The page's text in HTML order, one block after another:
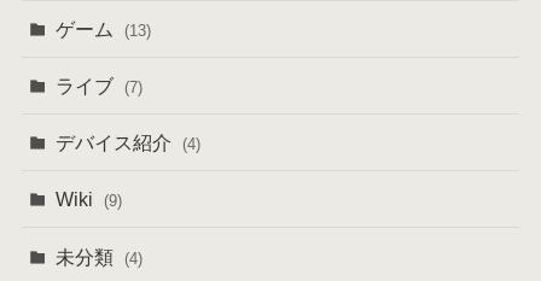
ゲーム (13)
ライブ (7)
デバイス紹介 (4)
Wiki (9)
未分類 (4)